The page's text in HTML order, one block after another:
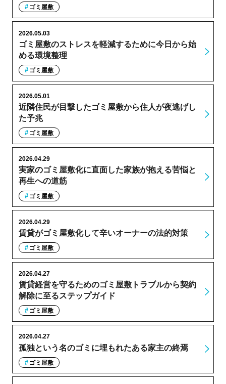
ゴミ屋敷
ゴミ屋敷のストレスを軽減するために今日から始
める環境整理
2026.05.03
ゴミ屋敷
近隣住民が目撃したゴミ屋敷から住人が夜逃げし
た予兆
2026.05.01
ゴミ屋敷
実家のゴミ屋敷化に直面した家族が抱える苦悩と
再生への道筋
2026.04.29
ゴミ屋敷
賃貸がゴミ屋敷化して辛いオーナーの法的対策
2026.04.29
ゴミ屋敷
賃貸経営を守るためのゴミ屋敷トラブルから契約
解除に至るステップガイド
2026.04.27
ゴミ屋敷
孤独という名のゴミに埋もれたある家主の終焉
2026.04.27
ゴミ屋敷